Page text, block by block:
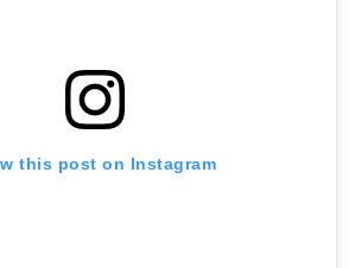
this post on Instagram